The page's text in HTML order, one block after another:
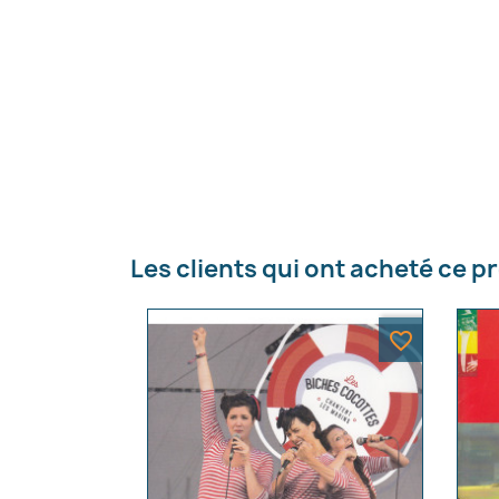
Les clients qui ont acheté ce
favorite_border